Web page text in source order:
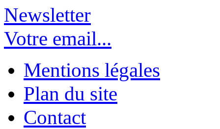
Newsletter
Votre email...
Mentions légales
Plan du site
Contact